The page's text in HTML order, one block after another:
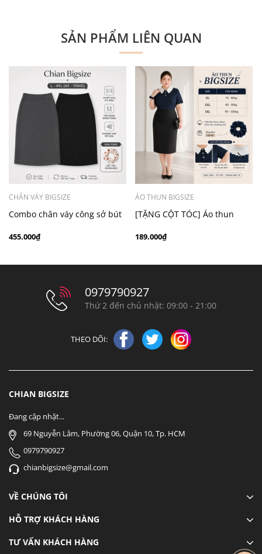
SẢN PHẨM LIÊN QUAN
CHÂN VÁY BIGSIZE
Combo chân váy công sở bút
đen xám
455.000₫
ÁO THUN BIGSIZE
[TẶNG CỘT TÓC] Áo thun
100kg thanh lịch
189.000₫
0979790927
Thứ 2 đến chủ nhật: 09:00 - 21:00
THEO DÕI:
CHIAN BIGSIZE
Đang cập nhật...
69 Nguyễn Lâm, Phường 06, Quận 10, Tp. HCM
0979790927
chianbigsize@gmail.com
VỀ CHÚNG TÔI
HỖ TRỢ KHÁCH HÀNG
TƯ VẤN KHÁCH HÀNG